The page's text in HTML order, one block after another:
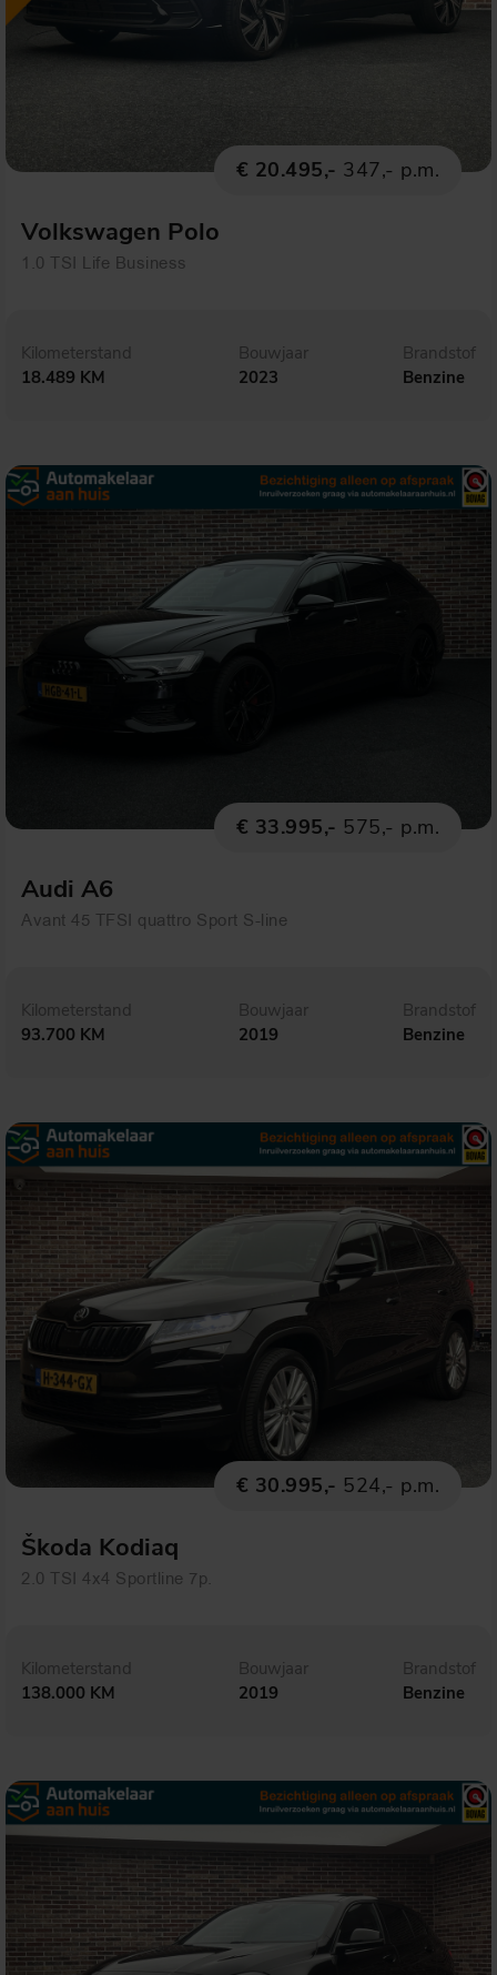
€ 20.495,- 347,- p.m.
Volkswagen Polo
1.0 TSI Life Business
Kilometerstand
18.489 KM
Bouwjaar
2023
Brandstof
Benzine
€ 33.995,- 575,- p.m.
Audi A6
Avant 45 TFSI quattro Sport S-line
Kilometerstand
93.700 KM
Bouwjaar
2019
Brandstof
Benzine
€ 30.995,- 524,- p.m.
Škoda Kodiaq
2.0 TSI 4x4 Sportline 7p.
Kilometerstand
138.000 KM
Bouwjaar
2019
Brandstof
Benzine